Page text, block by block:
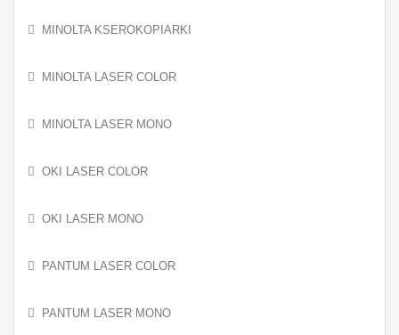
MINOLTA KSEROKOPIARKI
MINOLTA LASER COLOR
MINOLTA LASER MONO
OKI LASER COLOR
OKI LASER MONO
PANTUM LASER COLOR
PANTUM LASER MONO